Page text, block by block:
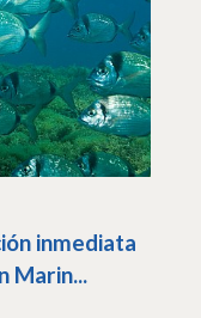
inmediata
Marin...